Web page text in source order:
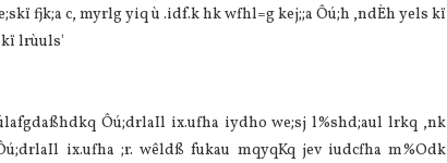
fjk;a c, myrlg yiq ù .idf.k hk wfhl=g kej;;a Ôú;h ,ndÈh yels kï
lrùuls'
Ôú;drla‌Il ix.ufha iydho we;sj l%shd;aul lrkq ,nk
ix.ufha ;r. wêldß fukau mqyqKq jev iudcfha m%Odk